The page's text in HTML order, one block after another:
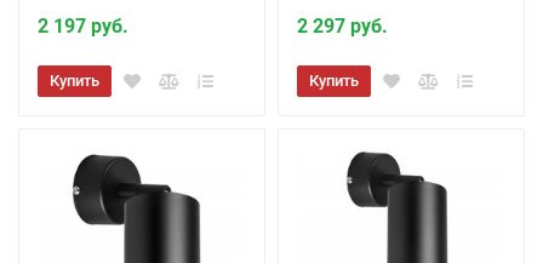
2 197 руб.
Купить
2 297 руб.
Купить